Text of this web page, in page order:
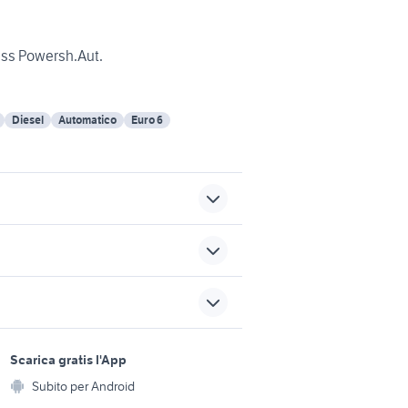
Powersh.Aut.
Diesel Automatico Euro 6
nissan patrol y60 auto
clio 2.0 16v
e
Scarica gratis l'App
Subito per Android